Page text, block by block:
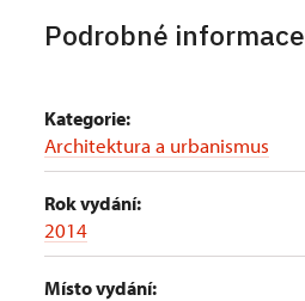
Podrobné informace
Kategorie:
Architektura a urbanismus
Rok vydání:
2014
Místo vydání: